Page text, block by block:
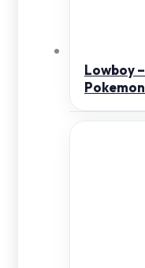
Lowboy –
Pokemon